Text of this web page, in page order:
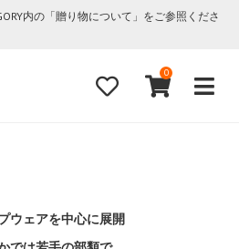
内の「贈り物について」をご参照くださ
0
ウェアを中心に展開